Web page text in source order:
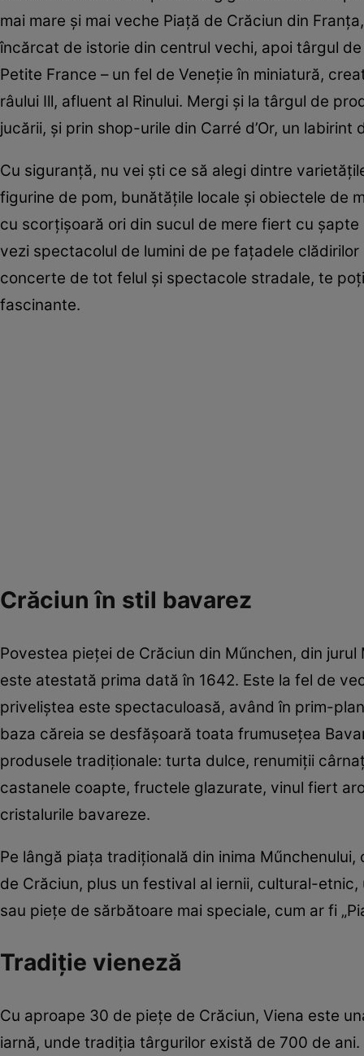
mai mare şi mai veche Piaţă de Crăciun din
încărcat de istorie din centrul vechi, apoi târgul
Petite France – un fel de Veneţie în miniatură,
râului Ill, afluent al Rinului. Mergi şi la târgul de
jucării, şi prin shop-urile din Carré d’Or, un
Cu siguranţă, nu vei şti ce să alegi dintre
figurine de pom, bunătăţile locale şi obiectele de
cu scorţişoară ori din sucul de mere fiert cu
vezi spectacolul de lumini de pe faţadele
concerte de tot felul şi spectacole stradale, te
fascinante.
Crăciun în stil bavarez
Povestea pieţei de Crăciun din Műnchen, din
este atestată prima dată în 1642. Este la fel de
priveliştea este spectaculoasă, având în prim-
baza căreia se desfăşoară toata frumuseţea
produsele tradiţionale: turta dulce, renumiţii
castanele coapte, fructele glazurate, vinul fiert
cristalurile bavareze.
Pe lângă piaţa tradiţională din inima
de Crăciun, plus un festival al iernii, cultural-
sau pieţe de sărbătoare mai speciale, cum ar fi
Tradiţie vieneză
Cu aproape 30 de pieţe de Crăciun, Viena este
iarnă, unde tradiţia târgurilor există de 700 de